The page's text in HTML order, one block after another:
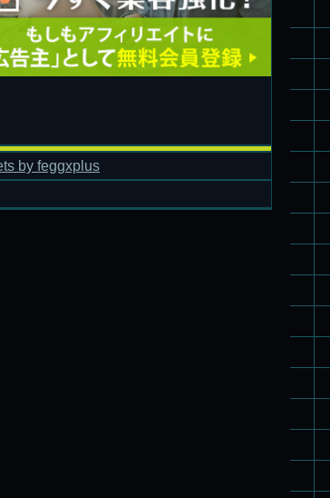
ト制作★バンダイ 1/144 ドラグナー2型
by feggxplus